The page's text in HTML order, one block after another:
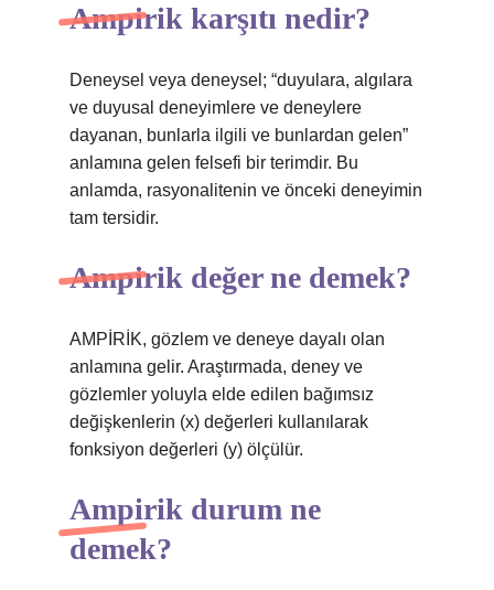
Ampirik karşıtı nedir?
Deneysel veya deneysel; “duyulara, algılara
ve duyusal deneyimlere ve deneylere
dayanan, bunlarla ilgili ve bunlardan gelen”
anlamına gelen felsefi bir terimdir. Bu
anlamda, rasyonalitenin ve önceki deneyimin
tam tersidir.
Ampirik değer ne demek?
AMPİRİK, gözlem ve deneye dayalı olan
anlamına gelir. Araştırmada, deney ve
gözlemler yoluyla elde edilen bağımsız
değişkenlerin (x) değerleri kullanılarak
fonksiyon değerleri (y) ölçülür.
Ampirik durum ne
demek?